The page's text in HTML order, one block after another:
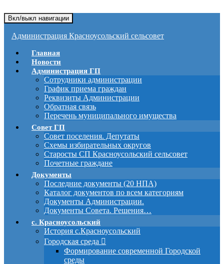
Вкл/выкл навигации
Администрация Красноусольский сельсовет
Главная
Новости
Администрация ГП
Сотрудники администрации
График приема граждан
Реквизиты Администрации
Обратная связь
Перечень муниципального имущества
Совет ГП
Совет поселения. Депутаты
Схемы избирательных округов
Старосты СП Красноусольский сельсовет
Почетные граждане
Документы
Последние документы (20 НПА)
Каталог документов по всем категориям
Документы Администрации.
Документы Совета. Решения…
с. Красноусольский
История с.Красноусольский
Городская среда
Формирование современной Городской
среды